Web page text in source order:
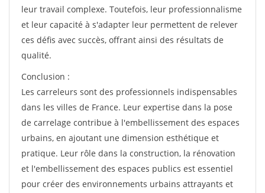
leur travail complexe. Toutefois, leur professionnalisme
et leur capacité à s'adapter leur permettent de relever
ces défis avec succès, offrant ainsi des résultats de
qualité.
Conclusion :
Les carreleurs sont des professionnels indispensables
dans les villes de France. Leur expertise dans la pose
de carrelage contribue à l'embellissement des espaces
urbains, en ajoutant une dimension esthétique et
pratique. Leur rôle dans la construction, la rénovation
et l'embellissement des espaces publics est essentiel
pour créer des environnements urbains attrayants et